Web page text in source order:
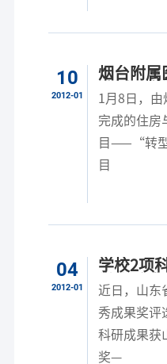
10
2012-01
烟台附属
计划研
1月8日，
完成的住房
目——“转型
目
04
2012-01
学校2项
学优秀成
近日，山东
秀成果奖评
科研成果获
奖—